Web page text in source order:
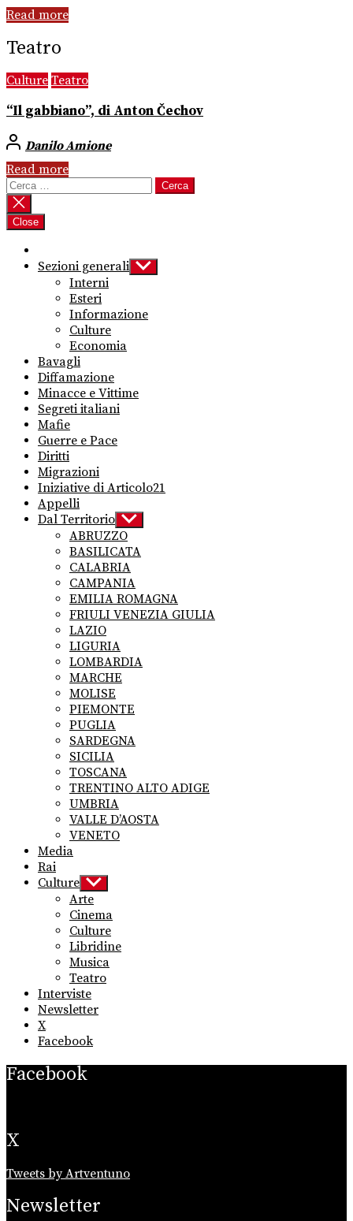
Read more
Teatro
Culture Teatro
“Il gabbiano”, di Anton Čechov
Danilo Amione
Read more
Ricerca
per:
Close
Sezioni generali Show
sub
Interni
Esteri
Informazione
Culture
Economia
Bavagli
Diffamazione
Minacce e Vittime
Segreti italiani
Mafie
Guerre e Pace
Diritti
Migrazioni
Iniziative di Articolo21
Appelli
Dal Territorio Show
sub
menu
ABRUZZO
BASILICATA
CALABRIA
CAMPANIA
EMILIA ROMAGNA
FRIULI VENEZIA GIULIA
LAZIO
LIGURIA
LOMBARDIA
MARCHE
MOLISE
PIEMONTE
PUGLIA
SARDEGNA
SICILIA
TOSCANA
TRENTINO ALTO ADIGE
UMBRIA
VALLE D’AOSTA
VENETO
Media
Rai
Culture Show
sub
menu
Arte
Cinema
Culture
Libridine
Musica
Teatro
Interviste
Newsletter
X
Facebook
Facebook
X
Tweets by Artventuno
Newsletter